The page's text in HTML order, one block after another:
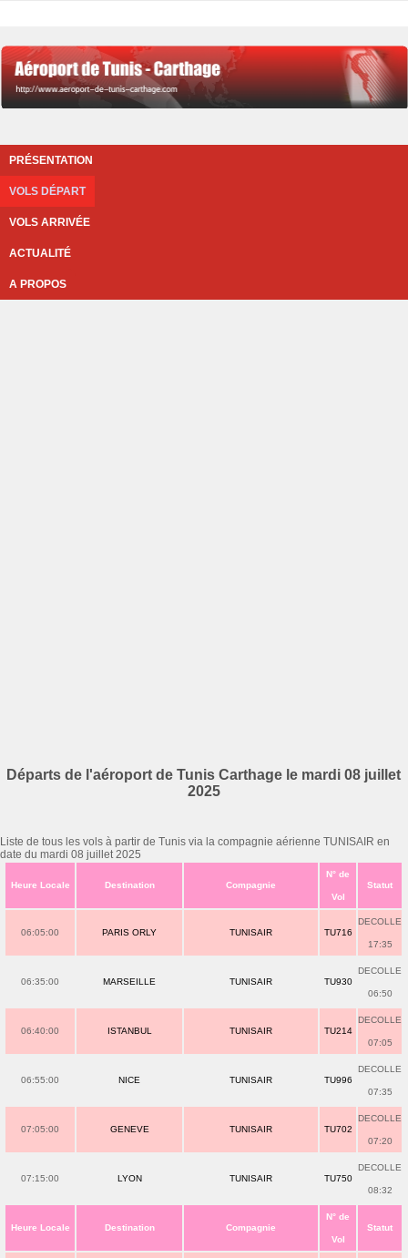
PRÉSENTATION
VOLS DÉPART
VOLS ARRIVÉE
ACTUALITÉ
A PROPOS
Départs de l'aéroport de Tunis Carthage le mardi 08 juillet
2025
Liste de tous les vols à partir de Tunis via la compagnie aérienne TUNISAIR en
date du mardi 08 juillet 2025
Heure Locale Destination Compagnie
N° de
Vol
Statut
06:05:00 PARIS ORLY TUNISAIR TU716
DECOLLE
17:35
06:35:00 MARSEILLE TUNISAIR TU930
DECOLLE
06:50
06:40:00 ISTANBUL TUNISAIR TU214
DECOLLE
07:05
06:55:00 NICE TUNISAIR TU996
DECOLLE
07:35
07:05:00 GENEVE TUNISAIR TU702
DECOLLE
07:20
07:15:00 LYON TUNISAIR TU750
DECOLLE
08:32
Heure Locale Destination Compagnie
N° de
Vol
Statut